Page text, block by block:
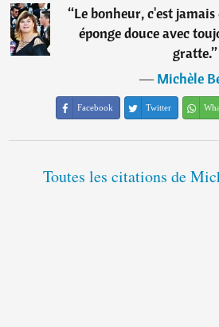
“Le bonheur, c'est
éponge douce avec
gratte.”
―Michèle
Facebook Twitter
Toutes les citations de